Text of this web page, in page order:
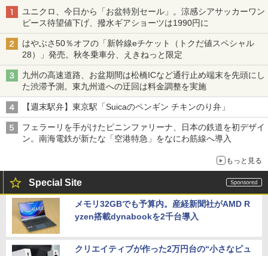
ユニクロ、今日から「お盆特別セール」。涼感シアサッカーワン
ピース待望値下げ、撥水ギアショーツは1990円に
はやぶさ50％オフの「新幹線eチケット（トクだ値スペシャル
28）」発売。秋冬乗車分、えきねっと限定
九州の高速道路、お盆期間は松橋ICなど通行止め端末を先頭にし
た渋滞予測。東九州道への迂回は料金調整を実施
【週末駅弁】東京駅「Suicaのペンギン チキンのり弁」
フェラーリを手がけたピニンファリーナ、日本の鉄道を初デザイ
ン。南海電鉄が新たな「空港特急」をなにわ筋線へ導入
もっと見る
Special Site
メモリ32GBでも予算内。産経新聞社がAMD R
yzen搭載dynabookを2千台導入
クリエイティブが作った2万円台の“小さなピュ